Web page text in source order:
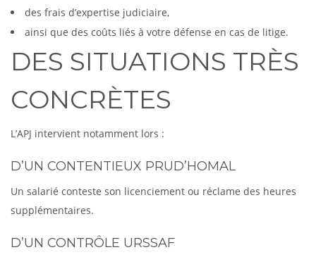
des frais d’expertise judiciaire,
ainsi que des coûts liés à votre défense en cas de litige.
DES SITUATIONS TRÈS
CONCRÈTES
L’APJ intervient notamment lors :
D’UN CONTENTIEUX PRUD’HOMAL
Un salarié conteste son licenciement ou réclame des heures
supplémentaires.
D’UN CONTRÔLE URSSAF